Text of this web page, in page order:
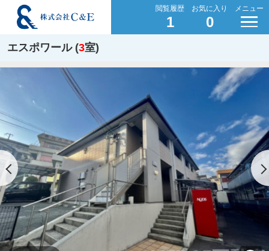
閲覧履歴
1
お気に入り
0
メニュー
エスポワール (3室)